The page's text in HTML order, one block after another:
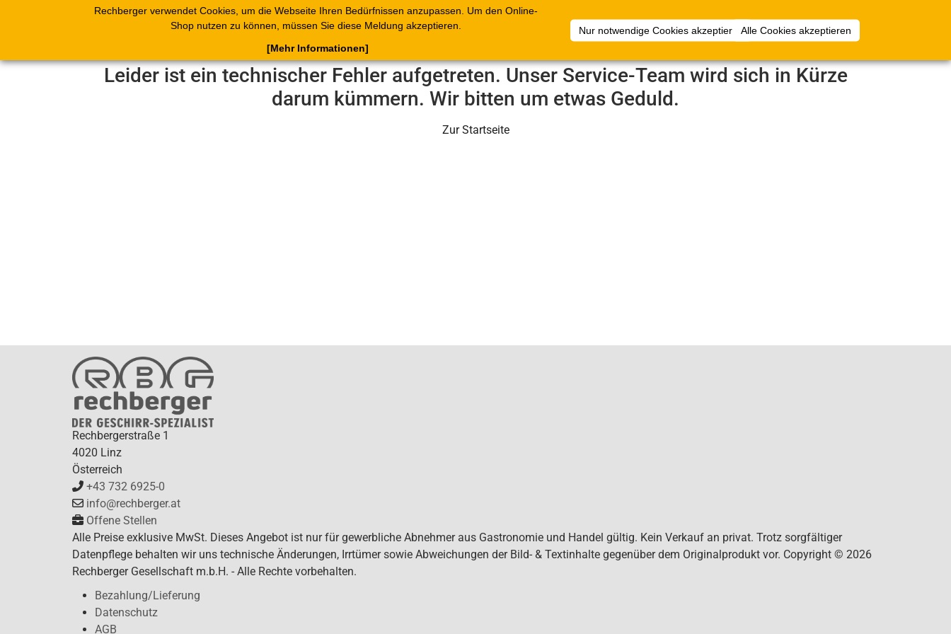
Rechberger verwendet Cookies, um die Webseite Ihren Bedürfnissen anzupassen. Um den Online-
Shop nutzen zu können, müssen Sie diese Meldung akzeptieren.
Nur notwendige Cookies akzeptierenAlle Cookies akzeptieren
[Mehr Informationen]
Shop Blätterkataloge Warenkorb Belege Artikelsammlungen Anmelden
Leider ist ein technischer Fehler aufgetreten. Unser Service-Team wird sich in Kürze
darum kümmern. Wir bitten um etwas Geduld.
Zur Startseite
Rechbergerstraße 1
4020 Linz
Österreich
+43 732 6925-0
info@rechberger.at
Offene Stellen
Alle Preise exklusive MwSt. Dieses Angebot ist nur für gewerbliche Abnehmer aus Gastronomie und Handel gültig. Kein Verkauf an privat. Trotz sorgfältiger
Datenpflege behalten wir uns technische Änderungen, Irrtümer sowie Abweichungen der Bild- & Textinhalte gegenüber dem Originalprodukt vor. Copyright © 2026
Rechberger Gesellschaft m.b.H. - Alle Rechte vorbehalten.
Bezahlung/Lieferung
Datenschutz
AGB